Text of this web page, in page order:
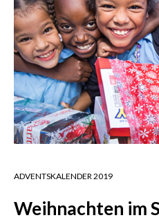
ADVENTSKALENDER 2019
Weihnachten im